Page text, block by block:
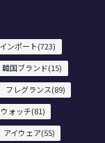
インポート(723)
韓国ブランド(15)
フレグランス(89)
ウォッチ(81)
アイウェア(55)